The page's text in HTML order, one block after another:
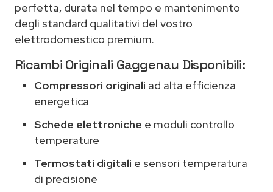
perfetta, durata nel tempo e mantenimento
degli standard qualitativi del vostro
elettrodomestico premium.
Ricambi Originali Gaggenau Disponibili:
Compressori originali ad alta efficienza
energetica
Schede elettroniche e moduli controllo
temperature
Termostati digitali e sensori temperatura
di precisione